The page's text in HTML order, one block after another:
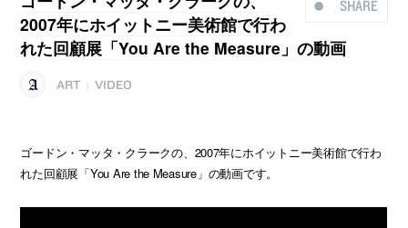
SHARE
2007年にホイットニー美術館で行わ
れた回顧展「You Are the Measure」の動画
ART VIDEO
ゴードン・マッタ・クラークの、2007年にホイットニー美術館で行わ
れた回顧展「You Are the Measure」の動画です。